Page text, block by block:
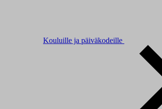
Kouluille ja päiväkodeille